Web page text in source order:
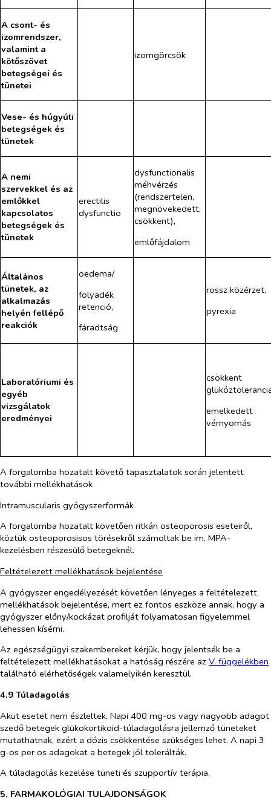
A csont- és
izomrendszer,
valamint a
kötőszövet
betegségei és
tünetei
izomgörcsök
Vese- és húgyúti
betegségek és
tünetek
A nemi
szervekkel és az
emlőkkel
kapcsolatos
betegségek és
tünetek
erectilis
dysfunctio
dysfunctionalis
méhvérzés
(rendszertelen,
megnövekedett,
csökkent),
emlőfájdalom
Általános
tünetek, az
alkalmazás
helyén fellépő
reakciók
oedema/
folyadék​
retenció,
fáradtság
rossz közérzet,
pyrexia
Laboratóriumi és
egyéb
vizsgálatok
eredményei
csökkent
emelkedett
vérnyomás
A forgalomba hozatalt követő tapasztalatok során jelentett
további mellékhatások
Intramuscularis gyógyszerformák
A forgalomba hozatalt követően ritkán osteoporosis eseteiről,
köztük osteoporosisos törésekről számoltak be im. MPA-
kezelésben részesülő betegeknél.
Feltételezett mellékhatások bejelentése
A gyógyszer engedélyezését követően lényeges a feltételezett
mellékhatások bejelentése, mert ez fontos eszköze annak, hogy a
gyógyszer előny/kockázat profilját folyamatosan figyelemmel
lehessen kísérni.
Az egészségügyi szakembereket kérjük, hogy jelentsék be a
feltételezett mellékhatásokat a hatóság részére az V. függelékben
található elérhetőségek valamelyikén keresztül.
4.9 Túladagolás
Akut esetet nem észleltek. Napi 400 mg-os vagy nagyobb adagot
szedő betegek glükokortikoid-túladagolásra jellemző tüneteket
mutathatnak, ezért a dózis csökkentése szükséges lehet. A napi 3
g-os per os adagokat a betegek jól tolerálták.
A túladagolás kezelése tüneti és szupportív terápia.
5. FARMAKOLÓGIAI TULAJDONSÁGOK